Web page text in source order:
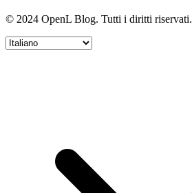
© 2024 OpenL Blog. Tutti i diritti riservati.